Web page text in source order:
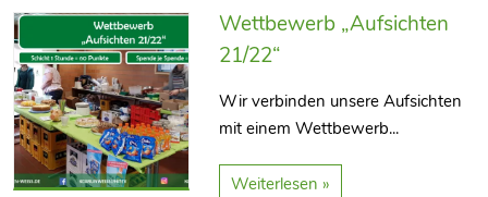
Wettbewerb „Aufsichten
21/22“
Wir verbinden unsere Aufsichten
mit einem Wettbewerb...
Weiterlesen »